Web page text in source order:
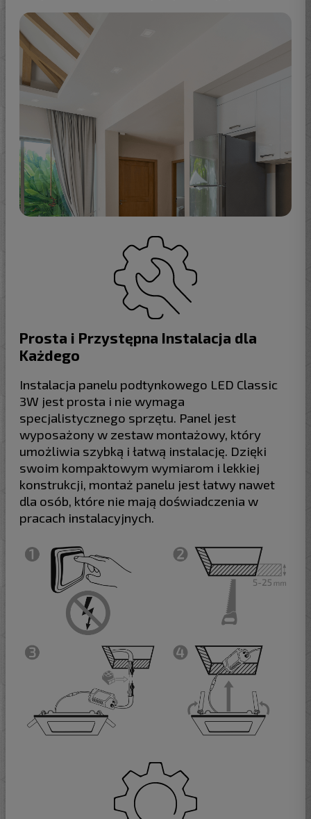
Prosta i Przystępna Instalacja dla
Każdego
Instalacja panelu podtynkowego LED Classic
3W jest prosta i nie wymaga
specjalistycznego sprzętu. Panel jest
wyposażony w zestaw montażowy, który
umożliwia szybką i łatwą instalację. Dzięki
swoim kompaktowym wymiarom i lekkiej
konstrukcji, montaż panelu jest łatwy nawet
dla osób, które nie mają doświadczenia w
pracach instalacyjnych.